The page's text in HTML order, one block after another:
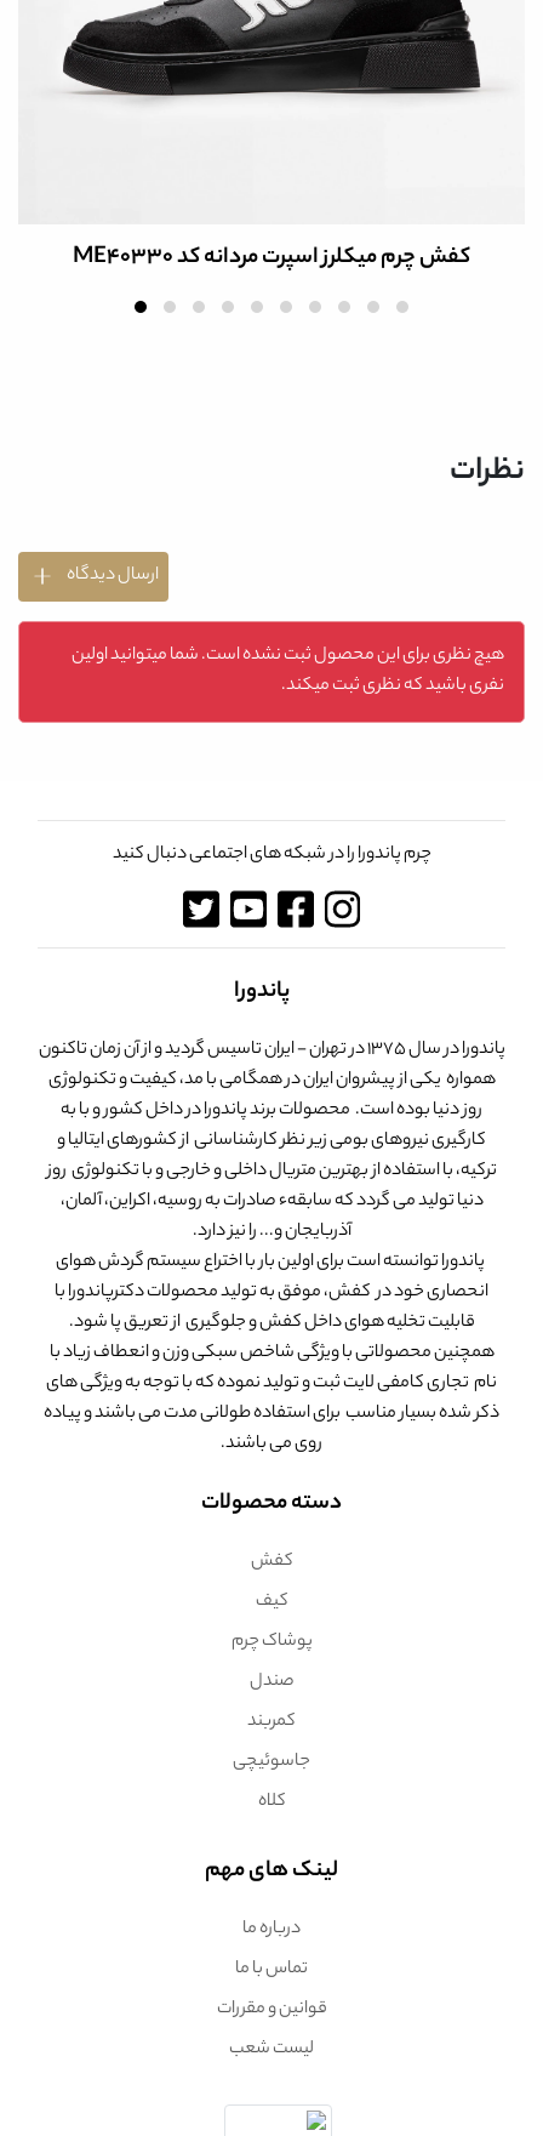
کفش چرم میکلرز اسپرت مردانه کد ME40330
نظرات
ارسال دیدگاه
هیچ نظری برای این محصول ثبت نشده است. شما میتوانید اولین
نفری باشید که نظری ثبت میکند.
چرم پاندورا را در شبکه های اجتماعی دنبال کنید
پاندورا
پاندورا در سال 1375 در تهران - ایران تاسیس گردید و از آن زمان تاکنون
همواره یکی از پیشروان ایران در همگامی با مد، کیفیت و تکنولوژی
روز دنیا بوده است. محصولات برند پاندورا در داخل کشور و با به
کارگیری نیروهای بومی زیر نظر کارشناسانی از کشورهای ایتالیا و
ترکیه، با استفاده از بهترین متریال داخلی و خارجی و با تکنولوژی روز
دنیا تولید می گردد که سابقهء صادرات به روسیه، اکراین، آلمان،
آذربایجان و... را نیز دارد.
پاندورا توانسته است برای اولین بار با اختراع سیستم گردش هوای
انحصاری خود در کفش، موفق به تولید محصولات دکترپاندورا با
قابلیت تخلیه هوای داخل کفش و جلوگیری از تعریق پا شود.
همچنین محصولاتی با ویژگی شاخص سبکی وزن و انعطاف زیاد با
نام تجاری کامفی لایت ثبت و تولید نموده که با توجه به ویژگی های
ذکر شده بسیار مناسب برای استفاده طولانی مدت می باشند و پیاده
روی می باشند.
دسته محصولات
کفش
کیف
پوشاک چرم
صندل
کمربند
جاسوئیچی
کلاه
لینک های مهم
درباره ما
تماس با ما
قوانین و مقررات
لیست شعب